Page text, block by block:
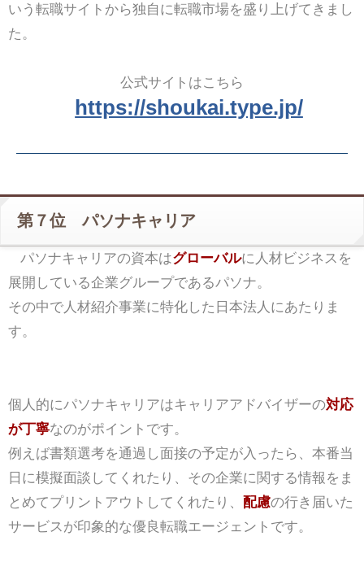
いう転職サイトから独自に転職市場を盛り上げてきまし
た。
公式サイトはこちら
https://shoukai.type.jp/
第７位 パソナキャリア
パソナキャリアの資本はグローバルに人材ビジネスを
展開している企業グループであるパソナ。
その中で人材紹介事業に特化した日本法人にあたりま
す。
個人的にパソナキャリアはキャリアアドバイザーの対応
が丁寧なのがポイントです。
例えば書類選考を通過し面接の予定が入ったら、本番当
日に模擬面談してくれたり、その企業に関する情報をま
とめてプリントアウトしてくれたり、 配慮の行き届いた
サービスが印象的な優良転職エージェントです。